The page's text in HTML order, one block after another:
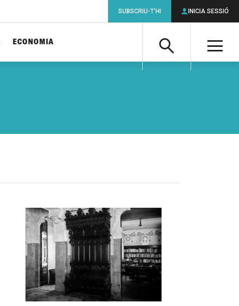
Cerca
ECONOMIA
SUBSCRIU-T'HI INICIA SESSIÓ